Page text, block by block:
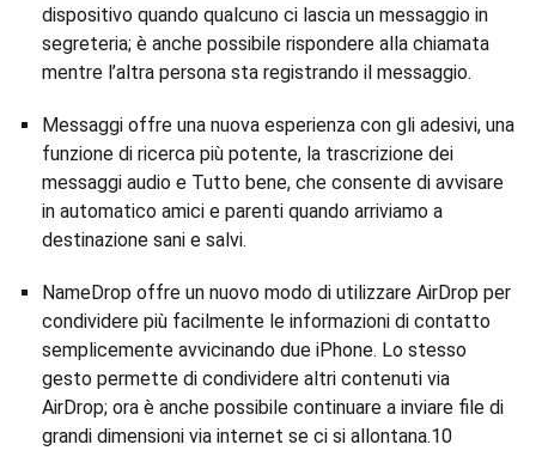
dispositivo quando qualcuno ci lascia un messaggio in
segreteria; è anche possibile rispondere alla chiamata
mentre l’altra persona sta registrando il messaggio.
Messaggi offre una nuova esperienza con gli adesivi, una
funzione di ricerca più potente, la trascrizione dei
messaggi audio e Tutto bene, che consente di avvisare
in automatico amici e parenti quando arriviamo a
destinazione sani e salvi.
NameDrop offre un nuovo modo di utilizzare AirDrop per
condividere più facilmente le informazioni di contatto
semplicemente avvicinando due iPhone. Lo stesso
gesto permette di condividere altri contenuti via
AirDrop; ora è anche possibile continuare a inviare file di
grandi dimensioni via internet se ci si allontana.10